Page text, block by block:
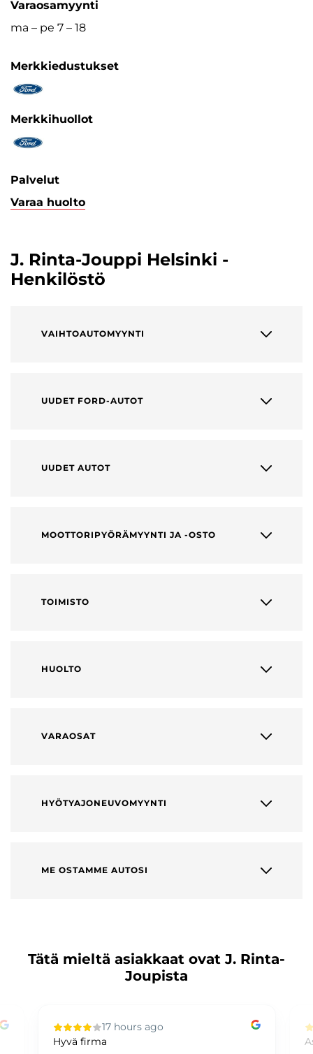
Varaosamyynti
ma – pe 7 – 18
Merkkiedustukset
Merkkihuollot
Palvelut
Varaa huolto
J. Rinta-Jouppi Helsinki -
Henkilöstö
VAIHTOAUTOMYYNTI
UUDET FORD-AUTOT
UUDET AUTOT
MOOTTORIPYÖRÄMYYNTI JA -OSTO
TOIMISTO
HUOLTO
VARAOSAT
HYÖTYAJONEUVOMYYNTI
ME OSTAMME AUTOSI
Tätä mieltä asiakkaat ovat J. Rinta-
Joupista
17 hours ago
Hyvä firma